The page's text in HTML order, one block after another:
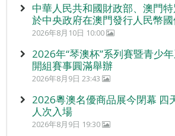
中華人民共和國財政部、澳門
於中央政府在澳門發行人民幣
2026年8月10日 10:00
2026年“琴澳杯”系列賽暨青少
開組賽事圓滿舉辦
2026年8月9日 23:43
2026粵澳名優商品展今閉幕 四
人次入場
2026年8月9日 19:30